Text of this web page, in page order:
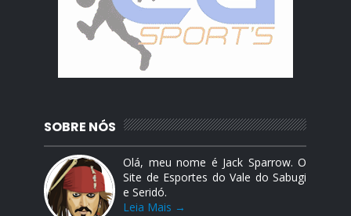
SOBRE NÓS
Olá, meu nome é Jack Sparrow. O
Site de Esportes do Vale do Sabugi
e Seridó.
Leia Mais →